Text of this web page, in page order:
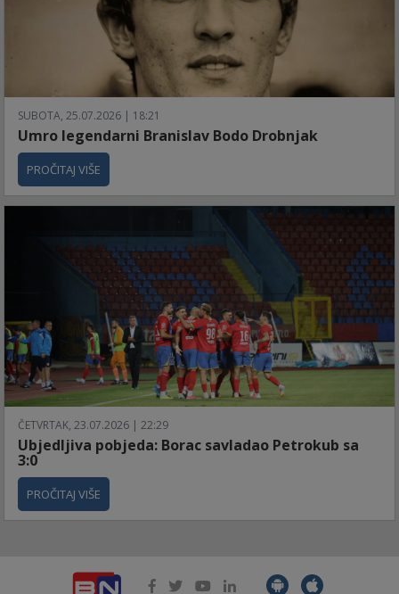
SUBOTA, 25.07.2026 | 18:21
Umro legendarni Branislav Bodo Drobnjak
PROČITAJ VIŠE
ČETVRTAK, 23.07.2026 | 22:29
Ubjedljiva pobjeda: Borac savladao Petrokub sa
3:0
PROČITAJ VIŠE